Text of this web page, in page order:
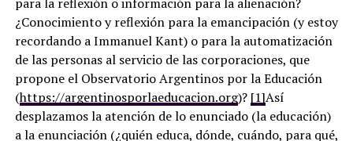
¿Conocimiento y reflexión para la emancipación (y estoy
recordando a Immanuel Kant) o para la automatización
de las personas al servicio de las corporaciones, que
propone el Observatorio Argentinos por la Educación
(https://argentinosporlaeducacion.org)? [1]Así
desplazamos la atención de lo enunciado (la educación)
a la enunciación (¿quién educa, dónde, cuándo, para qué,